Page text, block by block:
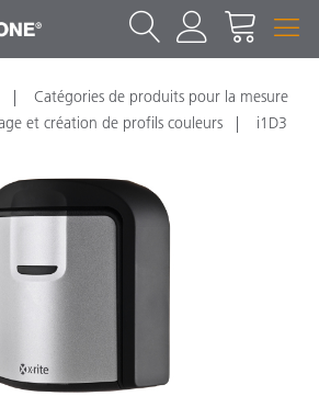
Catégories de produits pour la mesure
et création de profils couleurs
i1D3